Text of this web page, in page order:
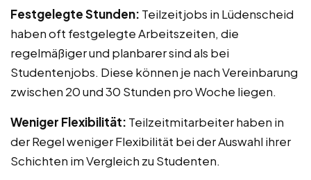
Festgelegte Stunden: Teilzeitjobs in Lüdenscheid
haben oft festgelegte Arbeitszeiten, die
regelmäßiger und planbarer sind als bei
Studentenjobs. Diese können je nach Vereinbarung
zwischen 20 und 30 Stunden pro Woche liegen.
Weniger Flexibilität: Teilzeitmitarbeiter haben in
der Regel weniger Flexibilität bei der Auswahl ihrer
Schichten im Vergleich zu Studenten.